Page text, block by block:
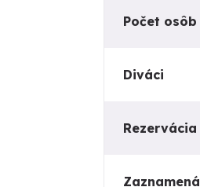
Počet osôb
Diváci
Rezervácia